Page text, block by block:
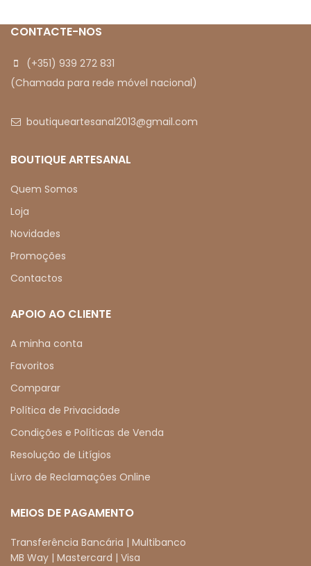
CONTACTE-NOS
(+351) 939 272 831
(Chamada para rede móvel nacional)
boutiqueartesanal2013@gmail.com
BOUTIQUE ARTESANAL
Quem Somos
Loja
Novidades
Promoções
Contactos
APOIO AO CLIENTE
A minha conta
Favoritos
Comparar
Política de Privacidade
Condições e Políticas de Venda
Resolução de Litígios
Livro de Reclamações Online
MEIOS DE PAGAMENTO
Transferência Bancária | Multibanco
MB Way | Mastercard | Visa